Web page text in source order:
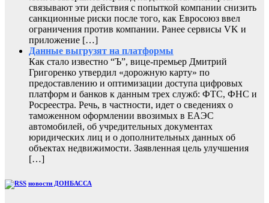
связывают эти действия с попыткой компании снизить
санкционные риски после того, как Евросоюз ввел
ограничения против компании. Ранее сервисы VK и
приложение […]
Данные выгрузят на платформы
Как стало известно “Ъ”, вице-премьер Дмитрий
Григоренко утвердил «дорожную карту» по
предоставлению и оптимизации доступа цифровых
платформ и банков к данным трех служб: ФТС, ФНС и
Росреестра. Речь, в частности, идет о сведениях о
таможенном оформлении ввозимых в ЕАЭС
автомобилей, об учредительных документах
юридических лиц и о дополнительных данных об
объектах недвижимости. Заявленная цель улучшения
[…]
новости ДОНБАССА